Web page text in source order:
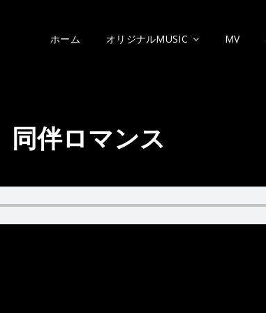
ホーム オリジナルMUSIC MV
同伴ロマンス